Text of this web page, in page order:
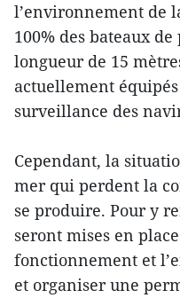
l’environnement de
100% des bateaux
longueur de 15
actuellement équipés
surveillance des
Cependant, la
mer qui perdent la
se produire. Pour y
seront mises en
fonctionnement et
et organiser une